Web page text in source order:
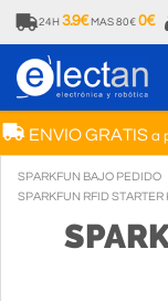
24H 3.9€ MAS 80€ 0€
ENVIO GRATISa
SPARKFUN BAJO PEDIDO
SPARKFUN RFID STARTER